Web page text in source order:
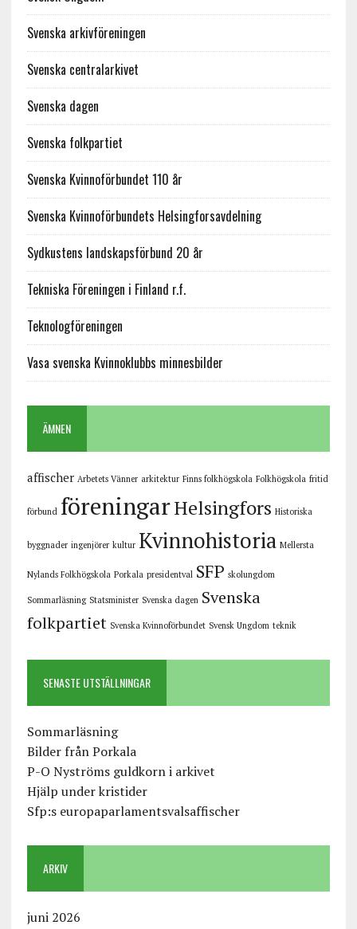
Svenska arkivföreningen
Svenska centralarkivet
Svenska dagen
Svenska folkpartiet
Svenska Kvinnoförbundet 110 år
Svenska Kvinnoförbundets Helsingforsavdelning
Sydkustens landskapsförbund 20 år
Tekniska Föreningen i Finland r.f.
Teknologföreningen
Vasa svenska Kvinnoklubbs minnesbilder
ÄMNEN
affischer Arbetets Vänner arkitektur Finns folkhögskola Folkhögskola fritid
förbund föreningarHelsingfors Historiska
byggnader ingenjörer kultur Kvinnohistoria Mellersta
Nylands Folkhögskola Porkala presidentval SFP skolungdom
Sommarläsning Statsminister Svenska dagen Svenska
folkpartiet Svenska Kvinnoförbundet Svensk Ungdom teknik
SENASTE UTSTÄLLNINGAR
Sommarläsning
Bilder från Porkala
P-O Nyströms guldkorn i arkivet
Hjälp under kristider
Sfp:s europaparlamentsvalsaffischer
ARKIV
juni 2026